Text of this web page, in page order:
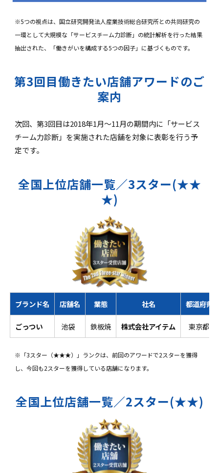
※5つの視点は、国立研究開発法人産業技術総合研究所との共同研究の
一環として大規模な「サービスチーム力診断」の統計解析を行った結果
抽出された、「働きがいを構成する5つの因子」に基づくものです。
第3回目働きたい店舗アワードのご
案内
次回、第3回目は2018年1月～11月の期間内に「サービス
チーム力診断」を実施された店舗を対象に表彰を行う予
定です。
全国上位店舗一覧／3スター(★★
★)
ブランド名 店舗名 業態 社名 都道府県
ごっつい 池袋 鉄板焼 株式会社アイテム 東京都
※「3スター（★★★）」ランクは、前回のアワードで2スターを獲得
し、今回も2スターを獲得している店舗になります。
全国上位店舗一覧／2スター(★★)